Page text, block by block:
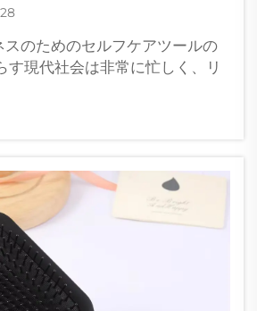
スのためのセルフケアツールの
す現代社会は非常に忙しく、リ
スを解消する効果的な方法を
れまで以上に重要になっていま
の高まっているセルフケアツ
います。